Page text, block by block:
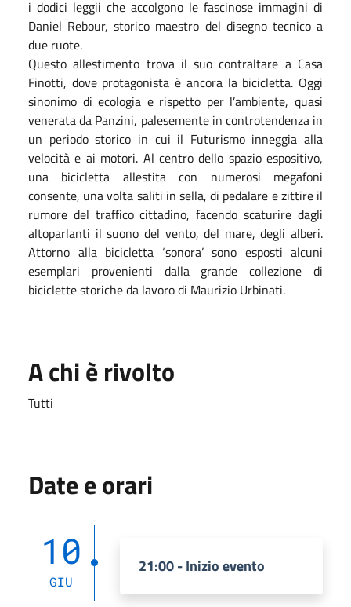
i dodici leggii che accolgono le fascinose immagini di
Daniel Rebour, storico maestro del disegno tecnico a
due ruote.
Questo allestimento trova il suo contraltare a Casa
Finotti, dove protagonista è ancora la bicicletta. Oggi
sinonimo di ecologia e rispetto per l’ambiente, quasi
venerata da Panzini, palesemente in controtendenza in
un periodo storico in cui il Futurismo inneggia alla
velocità e ai motori. Al centro dello spazio espositivo,
una bicicletta allestita con numerosi megafoni
consente, una volta saliti in sella, di pedalare e zittire il
rumore del traffico cittadino, facendo scaturire dagli
altoparlanti il suono del vento, del mare, degli alberi.
Attorno alla bicicletta ‘sonora’ sono esposti alcuni
esemplari provenienti dalla grande collezione di
biciclette storiche da lavoro di Maurizio Urbinati.
A chi è rivolto
Tutti
Date e orari
10
GIU
21:00 - Inizio evento